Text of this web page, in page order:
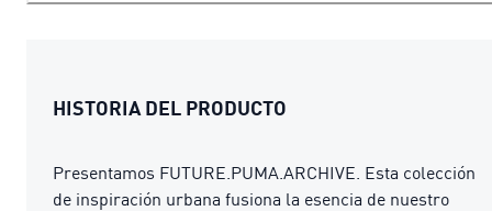
HISTORIA DEL PRODUCTO
Presentamos FUTURE.PUMA.ARCHIVE. Esta colección
de inspiración urbana fusiona la esencia de nuestro